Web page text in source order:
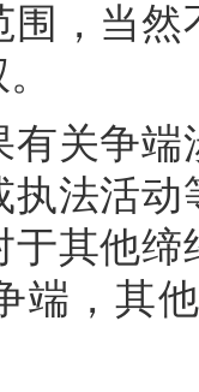
围，当
争端
执法活
于其他
端，其